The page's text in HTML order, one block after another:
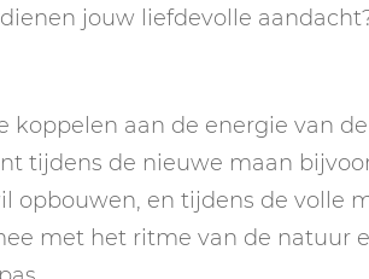
jouw liefdevolle
koppelen aan de energie van
tijdens de nieuwe maan
opbouwen, en tijdens de volle
met het ritme van de natuur